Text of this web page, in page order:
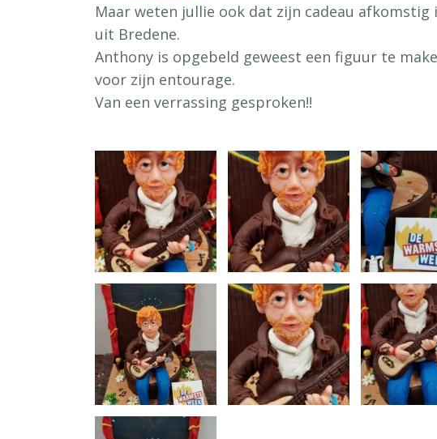
Maar weten jullie ook dat zijn cadeau afkomstig
uit Bredene.
Anthony is opgebeld geweest een figuur te
voor zijn entourage.
Van een verrassing gesproken!!